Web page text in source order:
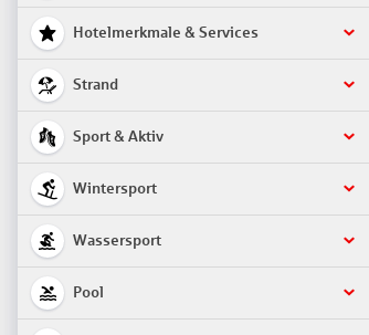
Hotelmerkmale & Services
Strand
Sport & Aktiv
Wintersport
Wassersport
Pool